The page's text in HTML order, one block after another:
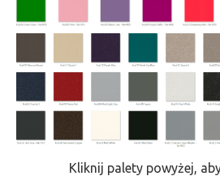
Kliknij palety powyżej,